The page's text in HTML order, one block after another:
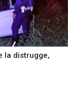
la distrugge,